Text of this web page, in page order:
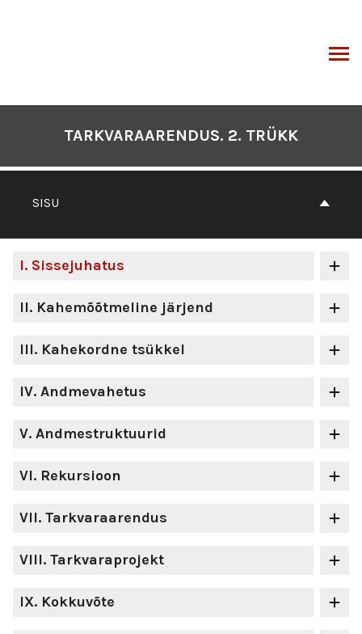
SISU
I. Sissejuhatus
II. Kahemõõtmeline järjend
III. Kahekordne tsükkel
IV. Andmevahetus
V. Andmestruktuurid
VI. Rekursioon
VII. Tarkvaraarendus
VIII. Tarkvaraprojekt
IX. Kokkuvõte
TARKVARAARENDUS. 2. TRÜKK